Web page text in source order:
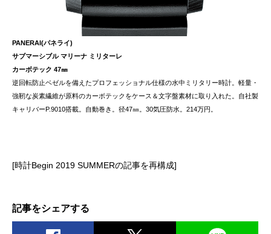
PANERAI(パネライ)
サブマーシブル マリーナ ミリターレ
カーボテック 47㎜
逆回転防止ベゼルを備えたプロフェッショナル仕様の水中ミリタリー時計。軽量・
強靭な炭素繊維が原料のカーボテックをケース＆文字盤素材に取り入れた。自社製
キャリバーP.9010搭載。自動巻き。径47㎜。30気圧防水。214万円。
[時計Begin 2019 SUMMERの記事を再構成]
記事をシェアする